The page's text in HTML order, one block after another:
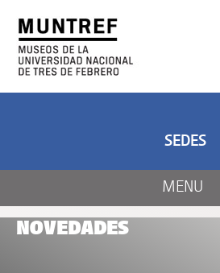
NOVEDADES
MENU
SEDES
CENTRO DE ARTE
Y NATURALEZA
ARTE Y CIENCIA